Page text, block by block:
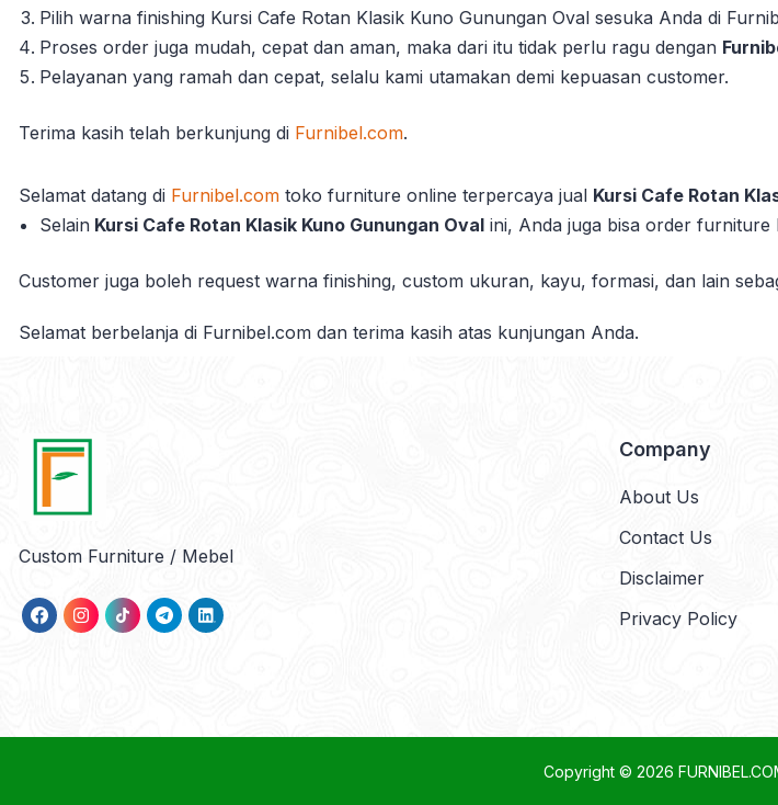
Pilih warna finishing Kursi Cafe Rotan Klasik Kuno Gunungan Oval sesuka Anda di
Proses order juga mudah, cepat dan aman, maka dari itu tidak perlu ragu dengan
Pelayanan yang ramah dan cepat, selalu kami utamakan demi kepuasan customer.
Terima kasih telah berkunjung di Furnibel.com.
Selamat datang di Furnibel.com toko furniture online terpercaya jual Kursi Cafe Rotan
Selain Kursi Cafe Rotan Klasik Kuno Gunungan Oval ini, Anda juga bisa order furniture
Customer juga boleh request warna finishing, custom ukuran, kayu, formasi, dan lain
Selamat berbelanja di Furnibel.com dan terima kasih atas kunjungan Anda.
Custom Furniture / Mebel
Company
About Us
Contact Us
Disclaimer
Privacy Policy
Copyright © 2026